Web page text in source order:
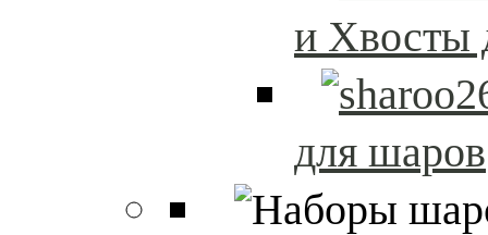
и Хвосты
для шаров